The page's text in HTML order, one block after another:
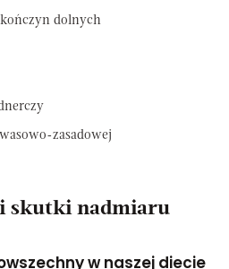
dolnych
zasadowej
skutki nadmiaru
w naszej diecie